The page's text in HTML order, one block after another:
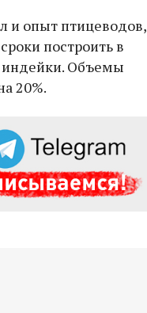
и опыт птицеводов,
построить в
индейки. Объемы
20%.